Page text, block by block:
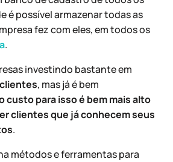
é possível armazenar todas as
fez com eles, em todos os
.
investindo bastante em
, mas já é bem
custo para isso é bem mais alto
clientes que já conhecem seus
.
métodos e ferramentas para